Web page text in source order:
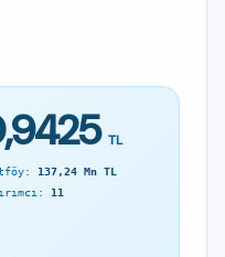
TL
137,24 Mn TL
11